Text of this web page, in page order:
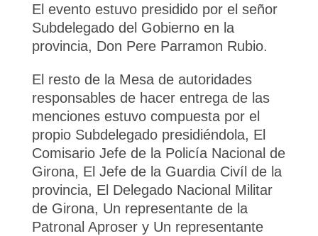
El evento estuvo presidido por el señor
Subdelegado del Gobierno en la
provincia, Don Pere Parramon Rubio.
El resto de la Mesa de autoridades
responsables de hacer entrega de las
menciones estuvo compuesta por el
propio Subdelegado presidiéndola, El
Comisario Jefe de la Policía Nacional de
Girona, El Jefe de la Guardia Civíl de la
provincia, El Delegado Nacional Militar
de Girona, Un representante de la
Patronal Aproser y Un representante